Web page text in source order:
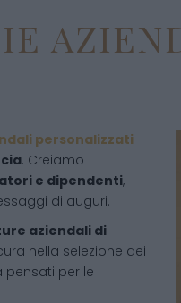
personalizzati
. Creiamo
e dipendenti,
di auguri.
aziendali di
nella selezione dei
pensati per le